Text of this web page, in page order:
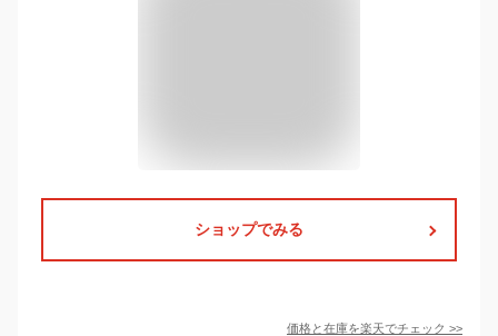
ショップでみる
価格と在庫を楽天でチェック >>